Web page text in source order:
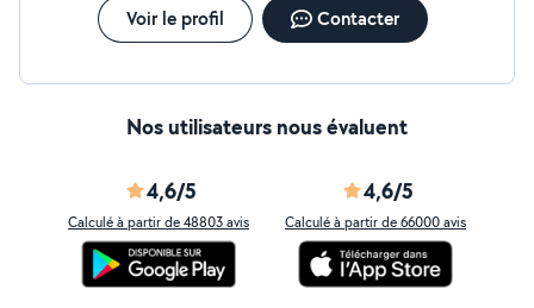
Voir le profil Contacter
Nos utilisateurs nous évaluent
4,6/5
Calculé à partir de 48803 avis
4,6/5
Calculé à partir de 66000 avis